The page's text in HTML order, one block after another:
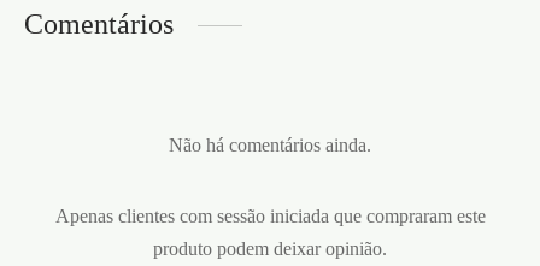
Comentários
Não há comentários ainda.
Apenas clientes com sessão iniciada que compraram este
produto podem deixar opinião.